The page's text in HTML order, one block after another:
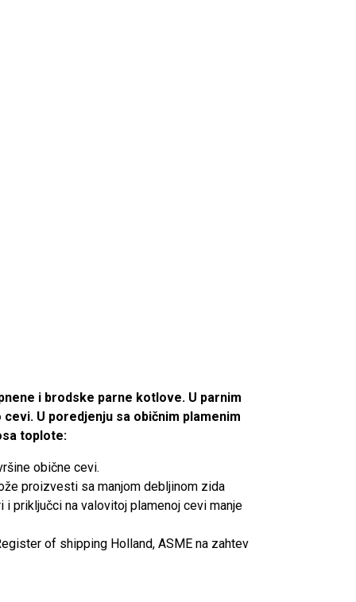
i brodske parne kotlove. U parnim
U poredjenju sa običnim plamenim
toplote:
obične cevi.
proizvesti sa manjom debljinom zida
i priključci na valovitoj plamenoj cevi manje
of shipping Holland, ASME na zahtev